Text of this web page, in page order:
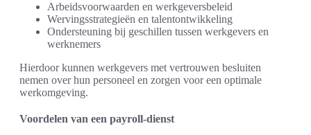
Arbeidsvoorwaarden en werkgeversbeleid
Wervingsstrategieën en talentontwikkeling
Ondersteuning bij geschillen tussen werkgevers en
werknemers
Hierdoor kunnen werkgevers met vertrouwen besluiten
nemen over hun personeel en zorgen voor een optimale
werkomgeving.
Voordelen van een payroll-dienst